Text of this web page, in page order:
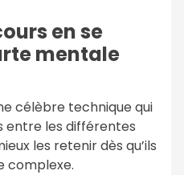
en se
mentale
célèbre technique qui
entre les différentes
les retenir dès qu’ils
complexe.